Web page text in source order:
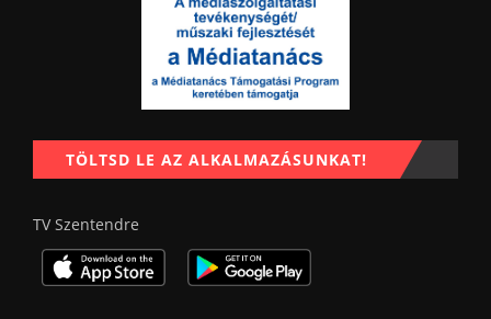
TÖLTSD LE AZ ALKALMAZÁSUNKAT!
TV Szentendre